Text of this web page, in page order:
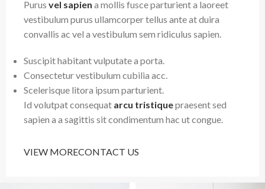
Purus vel sapien a mollis fusce parturient a laoreet
vestibulum purus ullamcorper tellus ante at duira
convallis ac vel a vestibulum sem ridiculus sapien.
Suscipit habitant vulputate a porta.
Consectetur vestibulum cubilia acc.
Scelerisque litora ipsum parturient.
Id volutpat consequat arcu tristiquepraesent sed
sapien a a sagittis sit condimentum hac ut congue.
VIEW MORECONTACT US